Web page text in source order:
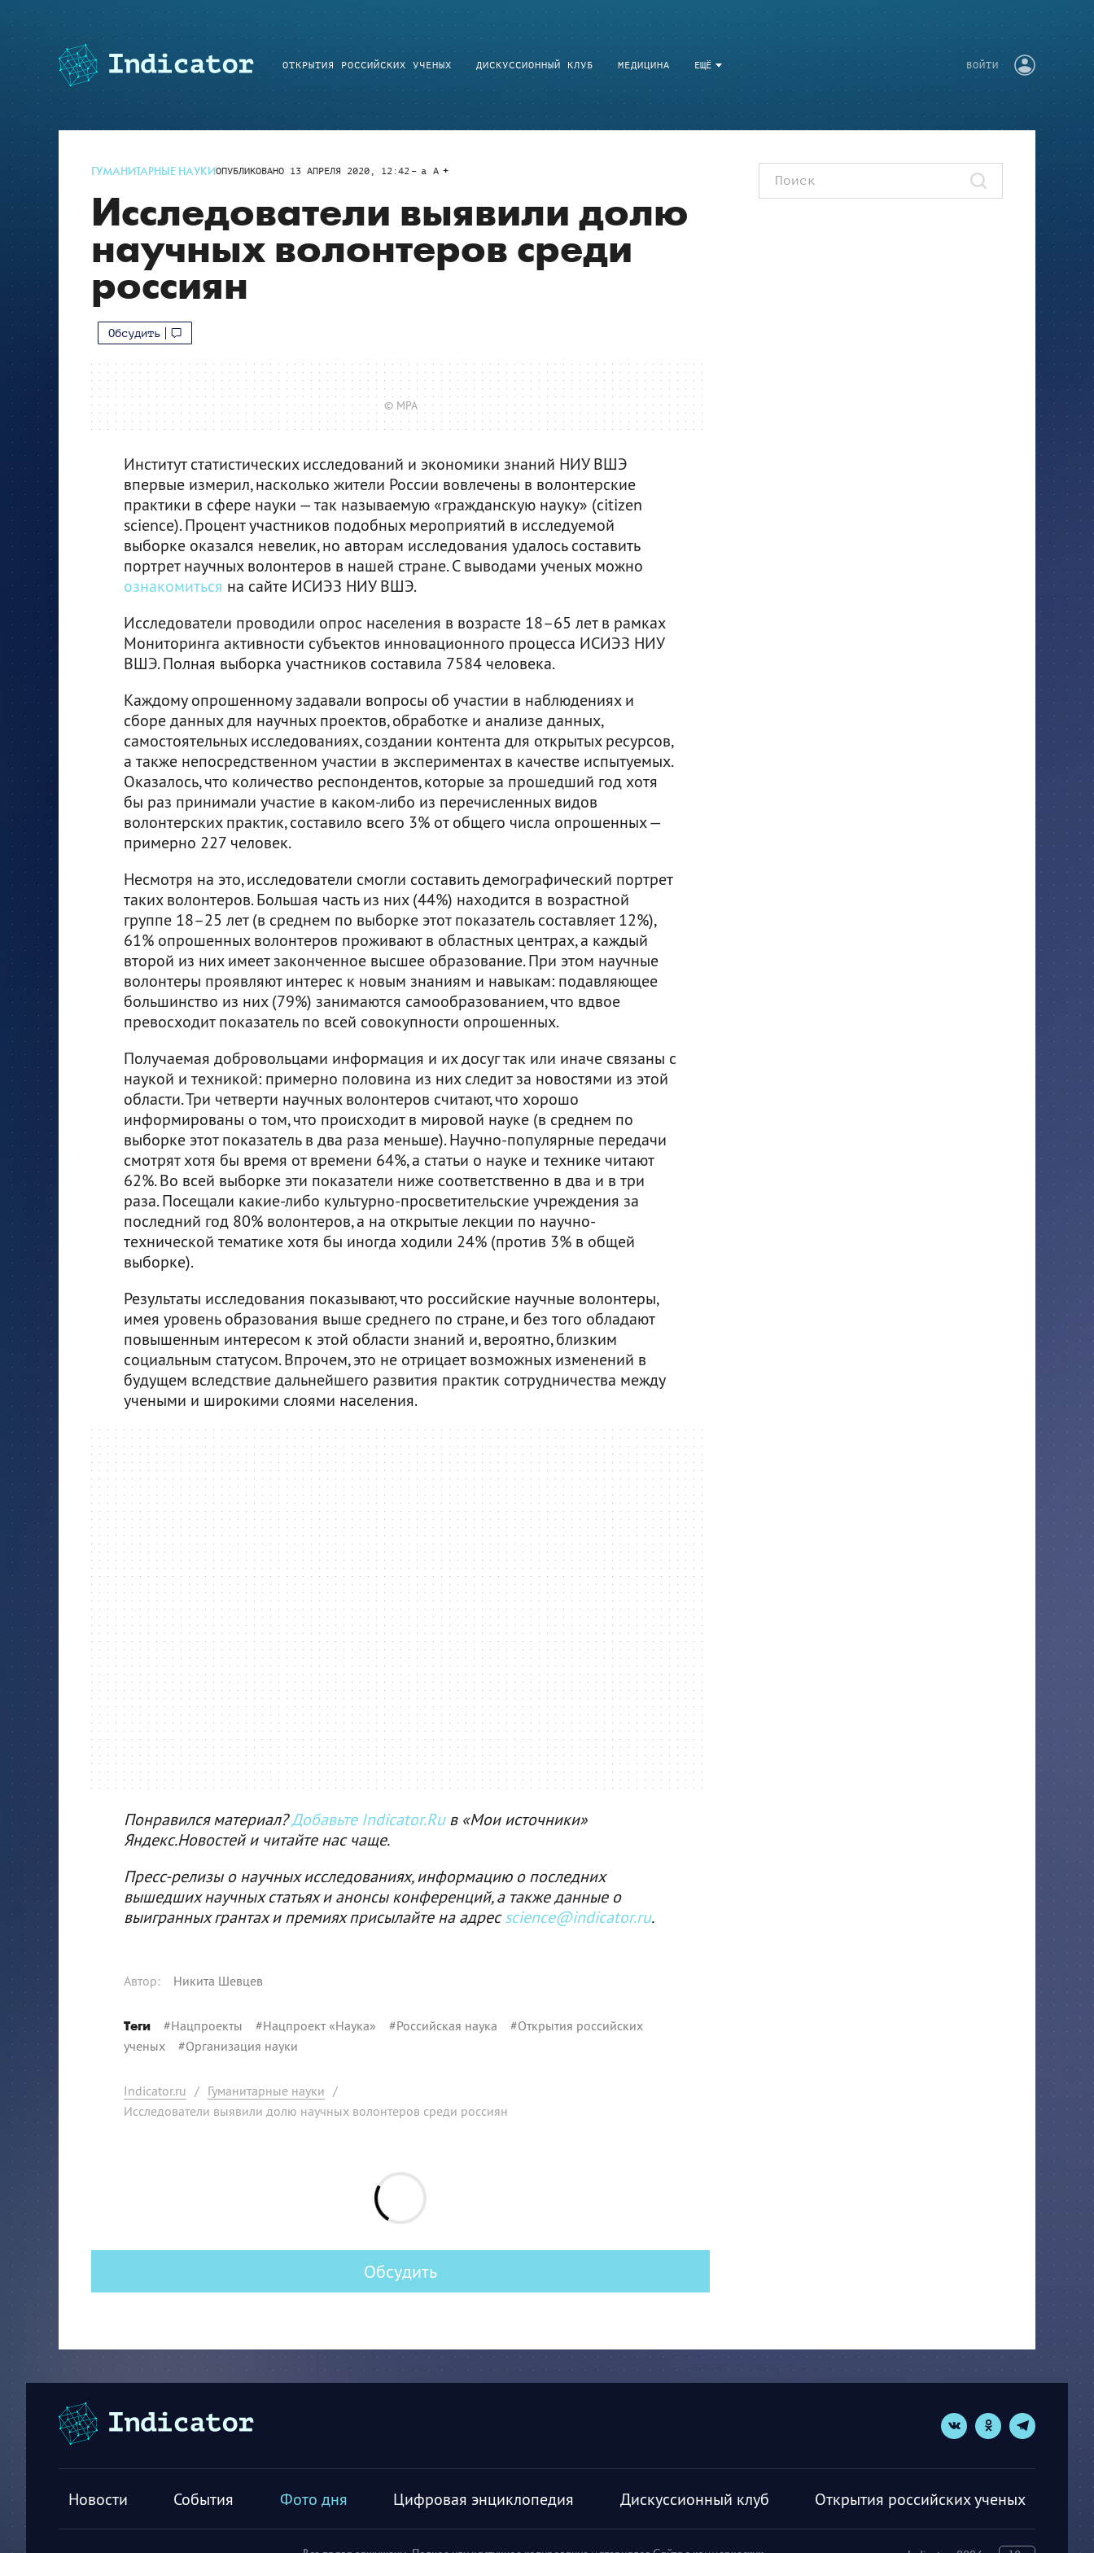
ЕЩЁ
ОТКРЫТИЯ РОССИЙСКИХ УЧЕНЫХ ДИСКУССИОННЫЙ КЛУБ МЕДИЦИНА ВОЙТИ
ГУМАНИТАРНЫЕ НАУКИОПУБЛИКОВАНО 13 АПРЕЛЯ 2020, 12:42 a A
Исследователи выявили долю
научных волонтеров среди
россиян
Обсудить
© MPA
Институт статистических исследований и экономики знаний НИУ ВШЭ
впервые измерил, насколько жители России вовлечены в волонтерские
практики в сфере науки — так называемую «гражданскую науку» (citizen
science). Процент участников подобных мероприятий в исследуемой
выборке оказался невелик, но авторам исследования удалось составить
портрет научных волонтеров в нашей стране. С выводами ученых можно
ознакомиться на сайте ИСИЭЗ НИУ ВШЭ.
Исследователи проводили опрос населения в возрасте 18–65 лет в рамках
Мониторинга активности субъектов инновационного процесса ИСИЭЗ НИУ
ВШЭ. Полная выборка участников составила 7584 человека.
Каждому опрошенному задавали вопросы об участии в наблюдениях и
сборе данных для научных проектов, обработке и анализе данных,
самостоятельных исследованиях, создании контента для открытых ресурсов,
а также непосредственном участии в экспериментах в качестве испытуемых.
Оказалось, что количество респондентов, которые за прошедший год хотя
бы раз принимали участие в каком-либо из перечисленных видов
волонтерских практик, составило всего 3% от общего числа опрошенных —
примерно 227 человек.
Несмотря на это, исследователи смогли составить демографический портрет
таких волонтеров. Большая часть из них (44%) находится в возрастной
группе 18–25 лет (в среднем по выборке этот показатель составляет 12%),
61% опрошенных волонтеров проживают в областных центрах, а каждый
второй из них имеет законченное высшее образование. При этом научные
волонтеры проявляют интерес к новым знаниям и навыкам: подавляющее
большинство из них (79%) занимаются самообразованием, что вдвое
превосходит показатель по всей совокупности опрошенных.
Получаемая добровольцами информация и их досуг так или иначе связаны с
наукой и техникой: примерно половина из них следит за новостями из этой
области. Три четверти научных волонтеров считают, что хорошо
информированы о том, что происходит в мировой науке (в среднем по
выборке этот показатель в два раза меньше). Научно-популярные передачи
смотрят хотя бы время от времени 64%, а статьи о науке и технике читают
62%. Во всей выборке эти показатели ниже соответственно в два и в три
раза. Посещали какие-либо культурно-просветительские учреждения за
последний год 80% волонтеров, а на открытые лекции по научно-
технической тематике хотя бы иногда ходили 24% (против 3% в общей
выборке).
Результаты исследования показывают, что российские научные волонтеры,
имея уровень образования выше среднего по стране, и без того обладают
повышенным интересом к этой области знаний и, вероятно, близким
социальным статусом. Впрочем, это не отрицает возможных изменений в
будущем вследствие дальнейшего развития практик сотрудничества между
учеными и широкими слоями населения.
Понравился материал?Добавьте Indicator.Ruв «Мои источники»
Яндекс.Новостей и читайте нас чаще.
Пресс-релизы о научных исследованиях, информацию о последних
вышедших научных статьях и анонсы конференций, а также данные о
выигранных грантах и премиях присылайте на адресscience@indicator.ru.
Автор: Никита Шевцев
Теги #Нацпроекты #Нацпроект «Наука» #Российская наука #Открытия российских
ученых #Организация науки
Indicator.ru / Гуманитарные науки /
Исследователи выявили долю научных волонтеров среди россиян
Обсудить
Новости События Фото дня Цифровая энциклопедия Дискуссионный клуб Открытия российских ученых